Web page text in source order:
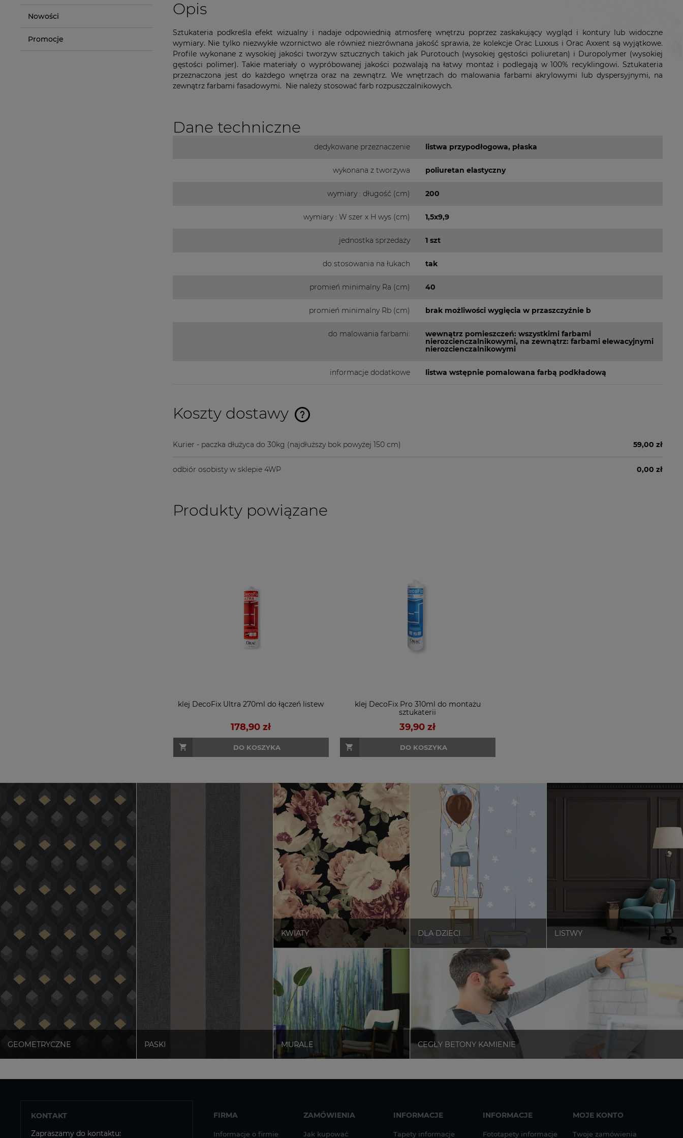
Nowości
Promocje
Opis
Sztukateria podkreśla efekt wizualny i nadaje odpowiednią atmosferę wnętrzu poprzez zaskakujący wygląd i kontury lub widoczne
wymiary. Nie tylko niezwykłe wzornictwo ale również niezrównana jakość sprawia, że kolekcje Orac Luxxus i Orac Axxent są wyjątkowe.
Profile wykonane z wysokiej jakości tworzyw sztucznych takich jak Purotouch (wysokiej gęstości poliuretan) i Duropolymer (wysokiej
gęstości polimer). Takie materiały o wypróbowanej jakości pozwalają na łatwy montaż i podlegają w 100% recyklingowi. Sztukateria
przeznaczona jest do każdego wnętrza oraz na zewnątrz. We wnętrzach do malowania farbami akrylowymi lub dyspersyjnymi, na
zewnątrz farbami fasadowymi. Nie należy stosować farb rozpuszczalnikowych.
Dane techniczne
dedykowane przeznaczenie listwa przypodłogowa, płaska
wykonana z tworzywa poliuretan elastyczny
wymiary : długość (cm) 200
wymiary : W szer x H wys (cm) 1,5x9,9
jednostka sprzedaży 1 szt
do stosowania na łukach tak
promień minimalny Ra (cm) 40
promień minimalny Rb (cm) brak możliwości wygięcia w przaszczyźnie b
do malowania farbami:
wewnątrz pomieszczeń: wszystkimi farbami
nierozcienczalnikowymi, na zewnątrz: farbami elewacyjnymi
nierozcienczalnikowymi
informacje dodatkowe listwa wstępnie pomalowana farbą podkładową
Koszty dostawy
Cena nie zawiera ewentualnych
kosztów płatności
Kurier - paczka dłużyca do 30kg (najdłuższy bok powyżej 150 cm) 59,00 zł
odbiór osobisty w sklepie 4WP 0,00 zł
Produkty powiązane
klej DecoFix Ultra 270ml do łączeń listew
178,90 zł
DO KOSZYKA
klej DecoFix Pro 310ml do montażu
sztukaterii
39,90 zł
DO KOSZYKA
FIRMA
Informacje o firmie
ZAMÓWIENIA
Jak kupować
INFORMACJE
Tapety informacje
INFORMACJE
Fototapety informacje
MOJE KONTO
Twoje zamówienia
KONTAKT
Zapraszamy do kontaktu: